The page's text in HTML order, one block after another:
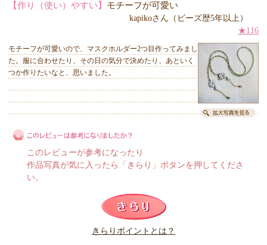
【作り（使い）やすい】 モチーフが可愛い
kapikoさん（ビーズ歴5年以上）
★116
モチーフが可愛いので、マスクホルダー2つ目作ってみまし
た。服に合わせたり、その日の気分で決めたり、あといく
つか作りたいなと、思いました。
このレビューは参考になりましたか？
このレビューが参考になったり
作品写真が気に入ったら「きらり」ボタンを押してくださ
い。
きらりポイントとは？